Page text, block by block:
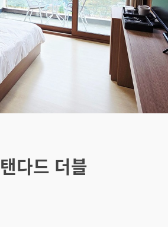
다드 더블